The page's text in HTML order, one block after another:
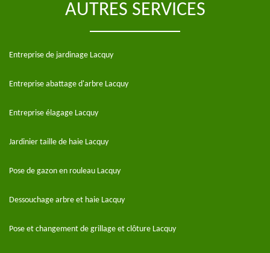
AUTRES SERVICES
Entreprise de jardinage Lacquy
Entreprise abattage d'arbre Lacquy
Entreprise élagage Lacquy
Jardinier taille de haie Lacquy
Pose de gazon en rouleau Lacquy
Dessouchage arbre et haie Lacquy
Pose et changement de grillage et clôture Lacquy